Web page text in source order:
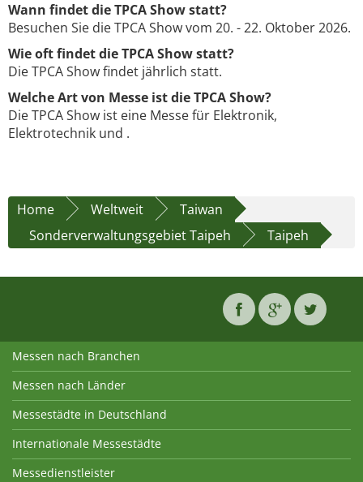
Wann findet die TPCA Show statt?
Besuchen Sie die TPCA Show vom 20. - 22. Oktober 2026.
Wie oft findet die TPCA Show statt?
Die TPCA Show findet jährlich statt.
Welche Art von Messe ist die TPCA Show?
Die TPCA Show ist eine Messe für Elektronik,
Elektrotechnik und .
Home Weltweit
Taiwan
Sonderverwaltungsgebiet Taipeh
Taipeh
Messen nach Branchen
Messen nach Länder
Messestädte in Deutschland
Internationale Messestädte
Messedienstleister